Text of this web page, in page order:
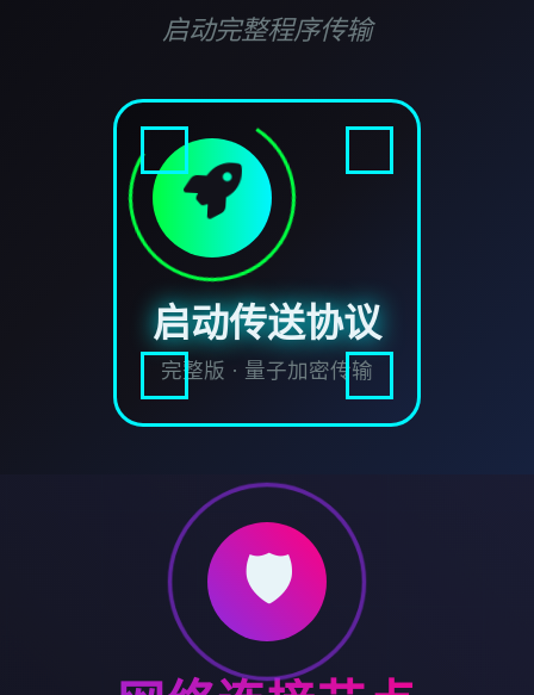
启动完整程序传输
启动传送协议
完整版 · 量子加密传输
🛡️